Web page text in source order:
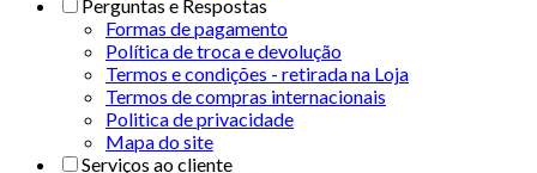
Perguntas e Respostas
Formas de pagamento
Política de troca e devolução
Termos e condições - retirada na Loja
Termos de compras internacionais
Politica de privacidade
Mapa do site
Serviços ao cliente